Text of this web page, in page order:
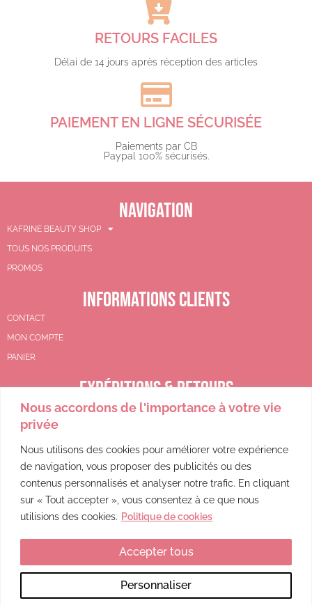
Nous accordons de l'importance à votre vie
privée
Nous utilisons des cookies pour améliorer votre expérience
de navigation, vous proposer des publicités ou des
contenus personnalisés et analyser notre trafic. En cliquant
sur « Tout accepter », vous consentez à ce que nous
utilisions des cookies. Politique de cookies
Personnaliser
Accepter tous
RETOURS FACILES
Délai de 14 jours après réception des articles
PAIEMENT EN LIGNE SÉCURISÉE
Paiements par CB
Paypal 100% sécurisés.​
NAVIGATION
KAFRINE BEAUTY SHOP
TOUS NOS PRODUITS
PROMOS
INFORMATIONS CLIENTS
CONTACT
MON COMPTE
PANIER
EXPÉDITIONS & RETOURS
CGV
POLITIQUE DE REMBOURSEMENT
POLITIQUE DE CONFIDENTIALITÉ
MENTIONS LÉGALES